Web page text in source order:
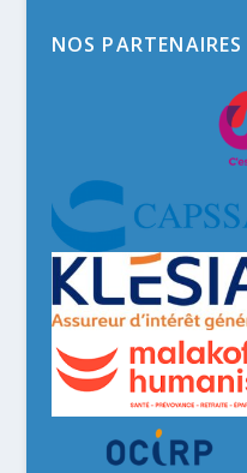
NOS PARTENAIRES